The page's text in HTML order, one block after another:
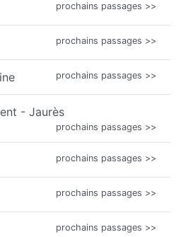
prochains passages >>
prochains passages >>
prochains passages >>
- Jaurès
prochains passages >>
prochains passages >>
prochains passages >>
prochains passages >>